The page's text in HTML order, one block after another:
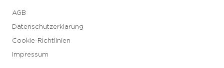
AGB
Datenschutzerklarung
Cookie-Richtlinien
Impressum